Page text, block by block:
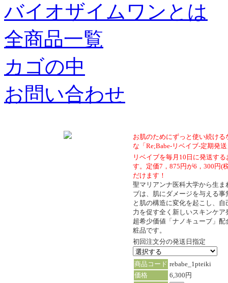
バイオザイムワンとは
全商品一覧
カゴの中
お問い合わせ
お肌のためにずっと使い続ける
な「Re;Babe-リベイブ-定期発
リベイブを毎月10日に発送す
す。定価7，875円が6，300円(
だけます！
聖マリアンナ医科大学から生ま
ブは、肌にダメージを与える事
と肌の構造に変化を起こし、
力を促す全く新しいスキンケア
超希少価値「ナノキューブ」配
粧品です。
初回注文分の発送日指定
商品コード rebabe_1pteiki
価格
6,300円